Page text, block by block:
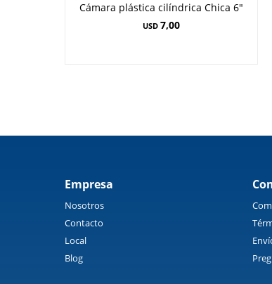
Cámara plástica cilíndrica Chica 6"
USD 7,00
Empresa
Nosotros
Contacto
Local
Blog